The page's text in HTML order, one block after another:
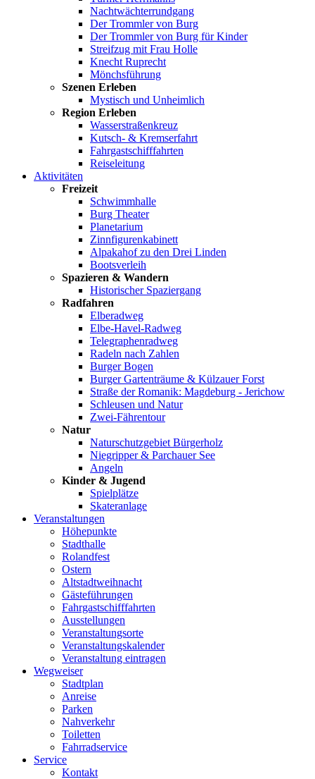
Nachtwächterrundgang
Der Trommler von Burg
Der Trommler von Burg für Kinder
Streifzug mit Frau Holle
Knecht Ruprecht
Mönchsführung
Szenen Erleben
Mystisch und Unheimlich
Region Erleben
Wasserstraßenkreuz
Kutsch- & Kremserfahrt
Fahrgastschifffahrten
Reiseleitung
Aktivitäten
Freizeit
Schwimmhalle
Burg Theater
Planetarium
Zinnfigurenkabinett
Alpakahof zu den Drei Linden
Bootsverleih
Spazieren & Wandern
Historischer Spaziergang
Radfahren
Elberadweg
Elbe-Havel-Radweg
Telegraphenradweg
Radeln nach Zahlen
Burger Bogen
Burger Gartenträume & Külzauer Forst
Straße der Romanik: Magdeburg - Jerichow
Schleusen und Natur
Zwei-Fährentour
Natur
Naturschutzgebiet Bürgerholz
Niegripper & Parchauer See
Angeln
Kinder & Jugend
Spielplätze
Skateranlage
Veranstaltungen
Höhepunkte
Stadthalle
Rolandfest
Ostern
Altstadtweihnacht
Gästeführungen
Fahrgastschifffahrten
Ausstellungen
Veranstaltungsorte
Veranstaltungskalender
Veranstaltung eintragen
Wegweiser
Stadtplan
Anreise
Parken
Nahverkehr
Toiletten
Fahrradservice
Service
Kontakt